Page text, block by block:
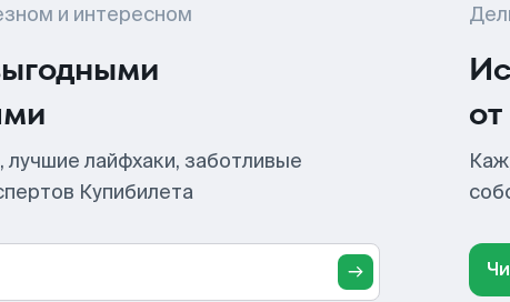
и интересном
лайфхаки, заботливые
Купибилета